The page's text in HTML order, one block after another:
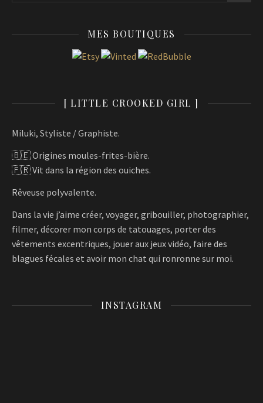
MES BOUTIQUES
[ LITTLE CROOKED GIRL ]
Miluki, Styliste / Graphiste.
🇧🇪 Origines moules-frites-bière.
🇫🇷 Vit dans la région des ouiches.
Rêveuse polyvalente.
Dans la vie j’aime créer, voyager, gribouiller, photographier,
filmer, décorer mon corps de tatouages, porter des
vêtements excentriques, jouer aux jeux vidéo, faire des
blagues fécales et avoir mon chat qui ronronne sur moi.
INSTAGRAM